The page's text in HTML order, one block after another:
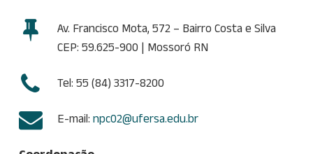
Av. Francisco Mota, 572 – Bairro Costa e Silva
CEP: 59.625-900 | Mossoró RN
Tel: 55 (84) 3317-8200
E-mail: npc02@ufersa.edu.br